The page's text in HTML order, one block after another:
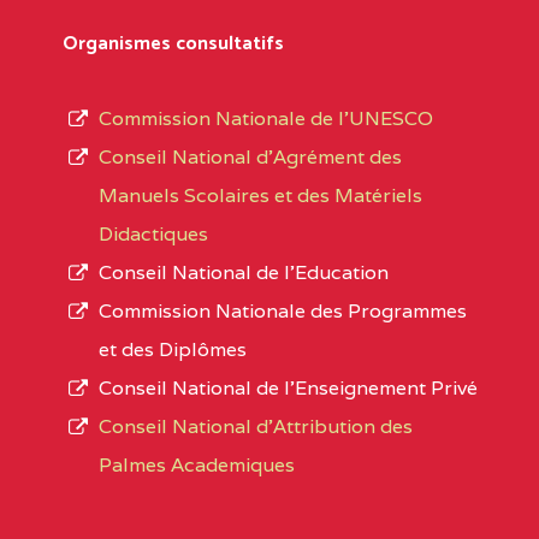
Noms
Localité
Région Noms
ADAMAOUA
INSTITUT POLYVALENT
PINTADES BP :
ADAMAOUA
COLLEGE PRIVE LAIC
L’offre d’éducation del’Enseignement
d’immatriculation du mois de septembre
suit :
1950 établissements publics
895 CES dont 86 Bilingues
1055 Lycées dont 351 Bilingues
72 établissements avec section bilingue
1358 établissements privés
Organismes consultatifs
Commission Nationale de l’UNESCO
Conseil National d’Agrément des
Manuels Scolaires et des Matériels
Didactiques
Conseil National de l’Education
Commission Nationale des Programmes
et des Diplômes
Conseil National de l’Enseignement Privé
Conseil National d'Attribution des
Palmes Academiques